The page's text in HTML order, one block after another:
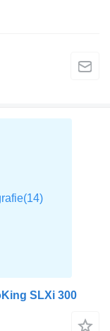
SLXi 300